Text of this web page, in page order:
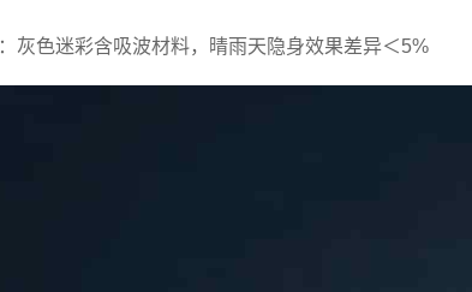
：灰色迷彩含吸波材料，晴雨天隐身效果差异＜5%